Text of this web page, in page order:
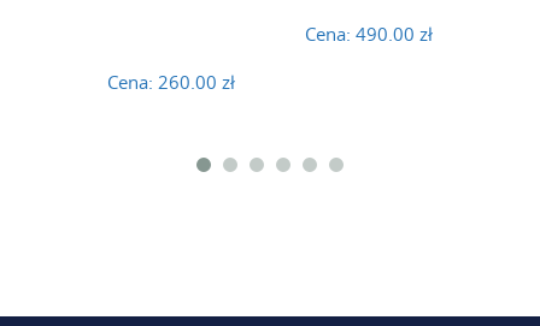
Cena: 260.00 zł
Cena: 490.00 zł